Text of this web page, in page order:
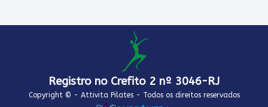
Registro no Crefito 2 nº 3046-RJ
Copyright © - Attivita Pilates - Todos os direitos reservados